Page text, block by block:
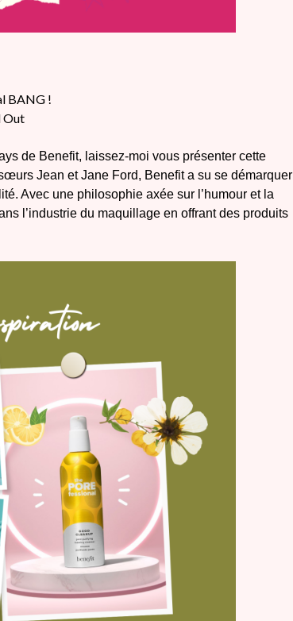
BANG !
Out
de Benefit, laissez-moi vous présenter cette
Jean et Jane Ford, Benefit a su se démarquer
Avec une philosophie axée sur l’humour et la
l’industrie du maquillage en offrant des produits